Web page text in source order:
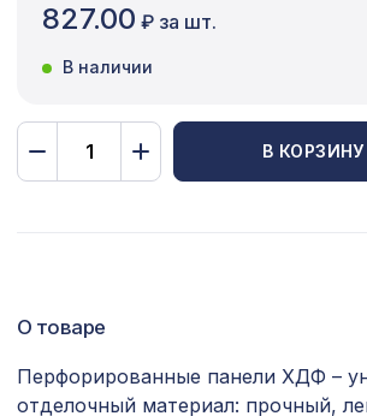
Экраны для радиаторов
Экран для радиатора,
827.00 ₽ за шт.
В наличии
В КОРЗИНУ
О товаре
Перфорированные панели ХДФ –
отделочный материал: прочный,